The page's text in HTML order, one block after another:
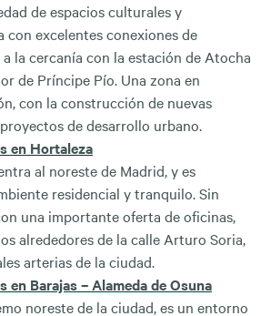
de espacios culturales y
con excelentes conexiones de
la cercanía con la estación de Atocha
de Príncipe Pío. Una zona en
con la construcción de nuevas
de desarrollo urbano.
en Hortaleza
al noreste de Madrid, y es
residencial y tranquilo. Sin
una importante oferta de oficinas,
alrededores de la calle Arturo Soria,
arterias de la ciudad.
en Barajas – Alameda de Osuna
noreste de la ciudad, es un entorno